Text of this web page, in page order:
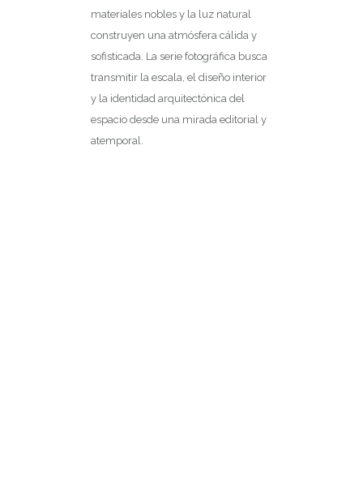
materiales nobles y la luz natural
construyen una atmósfera cálida y
sofisticada. La serie fotográfica busca
transmitir la escala, el diseño interior
y la identidad arquitectónica del
espacio desde una mirada editorial y
atemporal.